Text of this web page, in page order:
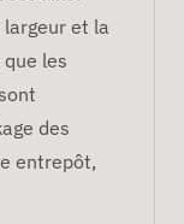
largeur et la
les
des
entrepôt,